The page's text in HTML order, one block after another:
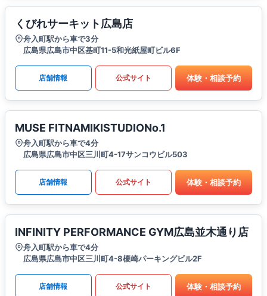
くびれサーキット広島店
舟入町駅から車で3分
広島県広島市中区基町11-5和光紙屋町ビル6F
店舗情報 公式サイト 体験・相談予約
MUSE FITNAMIKISTUDIONo.1
舟入町駅から車で4分
広島県広島市中区三川町4-17サンコウビル503
店舗情報 公式サイト 体験・相談予約
INFINITY PERFORMANCE GYM広島並木通り店
舟入町駅から車で4分
広島県広島市中区三川町4-8榎崎パーキングビル2F
店舗情報 公式サイト 体験・相談予約